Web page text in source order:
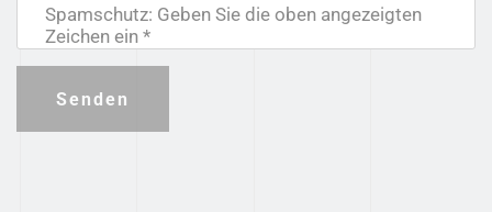
Spamschutz: Geben Sie die oben angezeigten
Zeichen ein *
Senden